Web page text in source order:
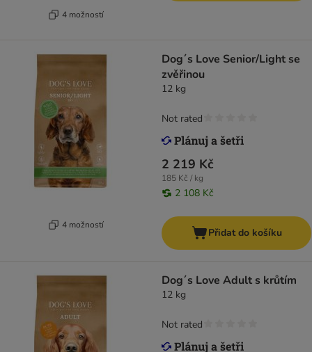
4 možností
4 možností
Dog´s Love Senior/Light se
zvěřinou
12 kg
2 219 Kč
185 Kč / kg
2 108 Kč
Not rated
Přidat do košíku
Dog´s Love Adult s krůtím
12 kg
Not rated